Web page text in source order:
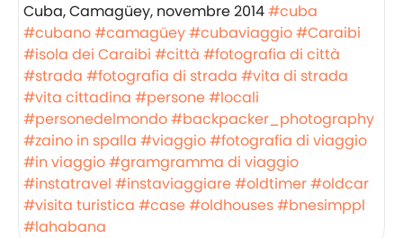
Cuba, Camagüey, novembre 2014#cuba
#cubano#camagüey#cubaviaggio#Caraibi
#isola dei Caraibi #città #fotografia di città
#strada #fotografia di strada #vita di strada
#vita cittadina #persone#locali
#personedelmondo#backpacker_photography
#zaino in spalla #viaggio#fotografia di viaggio
#in viaggio#gramgramma di viaggio
#instatravel #instaviaggiare#oldtimer#oldcar
#visita turistica #case#oldhouses#bnesimppl
#lahabana